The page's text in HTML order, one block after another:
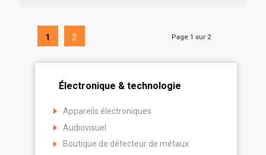
Page 1 sur 2
1 2
Électronique & technologie
Appareils électroniques
Audiovisuel
Boutique de détecteur de métaux